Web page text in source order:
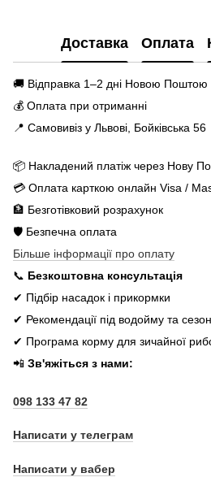
Доставка Оплата
🚚 Відправка 1–2 дні Новою Поштою
💰 Оплата при отриманні
📍 Самовивіз у Львові, Бойківська 56
📦 Накладений платіж через Нову
💳 Оплата карткою онлайн Visa /
🏦 Безготівковий розрахунок
🛡️ Безпечна оплата
Більше інформації про оплату
📞 Безкоштовна консультація
✔ Підбір насадок і прикормки
✔ Рекомендації під водойму та сезон
✔ Програма корму для зичайної
📲 Зв'яжіться з нами:
098 133 47 82
Написати у телеграм
Написати у вабер